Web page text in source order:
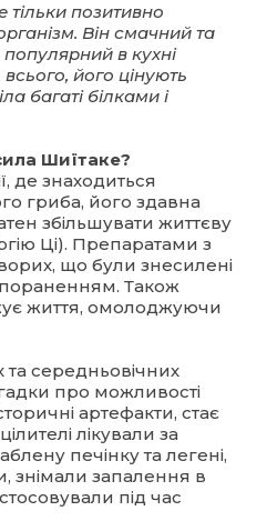
тільки позитивно
Він смачний та
в кухні
всього, його цінують
багаті білками і
Шиїтаке?
де знаходиться
гриба, його здавна
збільшувати життєву
Ці). Препаратами з
що були знесилені
Також
життя, омолоджуючи
та середньовічних
про можливості
артефакти, стає
лікували за
печінку та легені,
знімали запалення в
під час